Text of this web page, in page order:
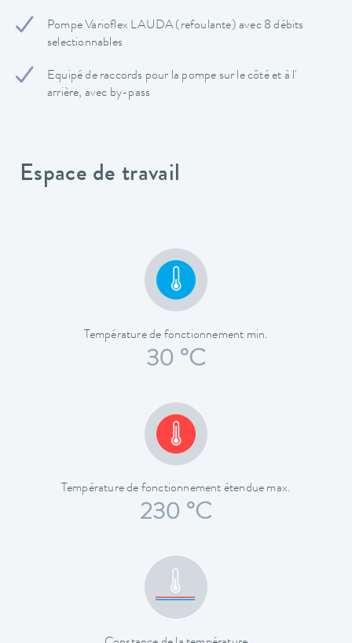
Pompe Varioflex LAUDA (refoulante) avec 8 débits
selectionnables
Equipé de raccords pour la pompe sur le côté et à l'
arrière, avec by-pass
Espace de travail
Température de fonctionnement min.
30 °C
Température de fonctionnement étendue max.
230 °C